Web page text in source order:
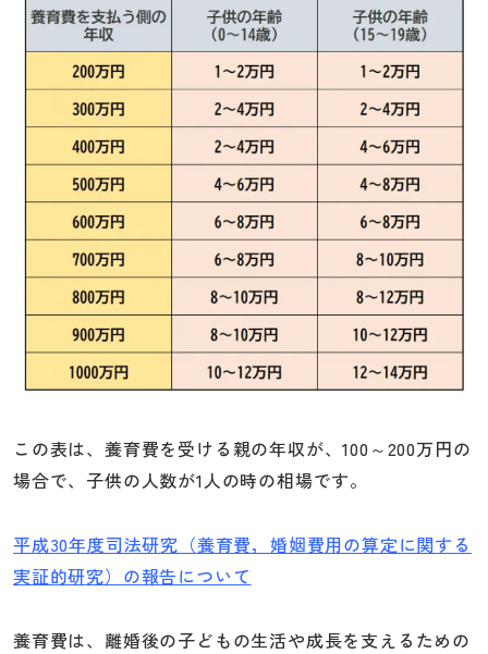
この表は、養育費を受ける親の年収が、100～200万円の
場合で、子供の人数が1人の時の相場です。
平成30年度司法研究（養育費，婚姻費用の算定に関する
実証的研究）の報告について
養育費は、離婚後の子どもの生活や成長を支えるための